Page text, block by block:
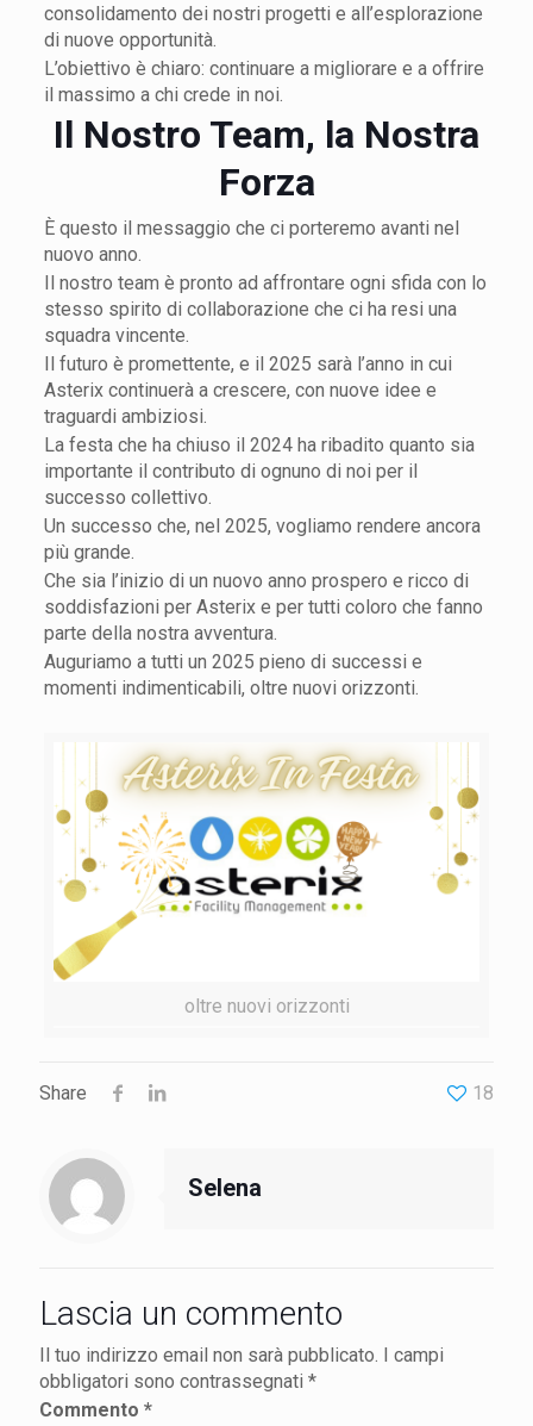
consolidamento dei nostri progetti e all’esplorazione
di nuove opportunità.
L’obiettivo è chiaro: continuare a migliorare e a offrire
il massimo a chi crede in noi.
Il Nostro Team, la Nostra
Forza
È questo il messaggio che ci porteremo avanti nel
nuovo anno.
Il nostro team è pronto ad affrontare ogni sfida con lo
stesso spirito di collaborazione che ci ha resi una
squadra vincente.
Il futuro è promettente, e il 2025 sarà l’anno in cui
Asterix continuerà a crescere, con nuove idee e
traguardi ambiziosi.
La festa che ha chiuso il 2024 ha ribadito quanto sia
importante il contributo di ognuno di noi per il
successo collettivo.
Un successo che, nel 2025, vogliamo rendere ancora
più grande.
Che sia l’inizio di un nuovo anno prospero e ricco di
soddisfazioni per Asterix e per tutti coloro che fanno
parte della nostra avventura.
Auguriamo a tutti un 2025 pieno di successi e
momenti indimenticabili, oltre nuovi orizzonti.
oltre nuovi orizzonti
Share 18
Selena
Lascia un commento
Il tuo indirizzo email non sarà pubblicato.
I campi
obbligatori sono contrassegnati *
Commento *